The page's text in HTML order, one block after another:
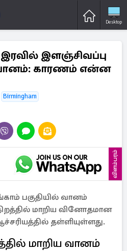
Desktop
இரவில் இளஞ்சிவப்பு
வானம்: காரணம் என்ன
Birmingham
விளம்பரம்
பகுதியில் வானம்
மாறிய வினோதமான
தள்ளியுள்ளது.
மாறிய வானம்